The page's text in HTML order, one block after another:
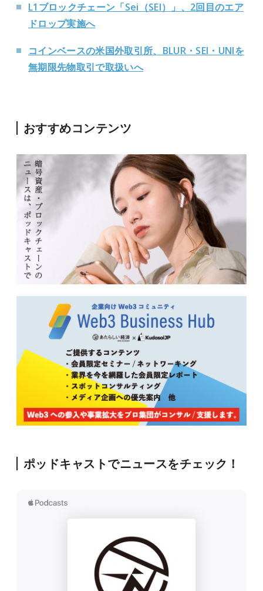
L1ブロックチェーン「Sei（SEI）」、2回目のエア
ドロップ実施へ
コインベースの米国外取引所、BLUR・SEI・UNIを
無期限先物取引で取扱いへ
おすすめコンテンツ
ポッドキャストでニュースをチェック！